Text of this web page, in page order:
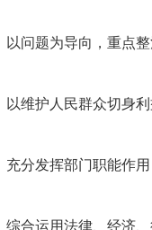
问题为导向，重点
维护人民群众切身
分发挥部门职能作
合运用法律、经济